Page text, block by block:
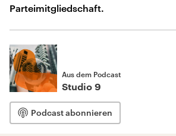
Parteimitgliedschaft.
Aus dem Podcast
Studio 9
Podcast abonnieren